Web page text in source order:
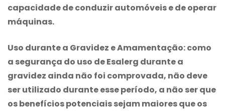
capacidade de conduzir automóveis e de operar
máquinas.
Uso durante a Gravidez e Amamentação: como
a segurança do uso de Esalerg durante a
gravidez ainda não foi comprovada, não deve
ser utilizado durante esse período, a não ser que
os benefícios potenciais sejam maiores que os